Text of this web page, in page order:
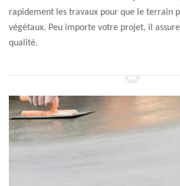
rapidement les travaux pour que le terrain
végétaux. Peu importe votre projet, il
qualité.